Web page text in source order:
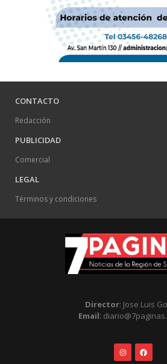
CONTACTO
Redacción
PUBLICIDAD
Comercial
LEGAL
Términos y condiciones
Director: Jose Luis
Email: